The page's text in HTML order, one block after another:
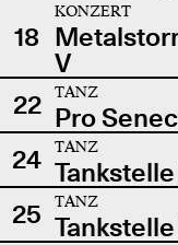
18
KONZERT
V
22
TANZ
Pro
24
TANZ
25
TANZ